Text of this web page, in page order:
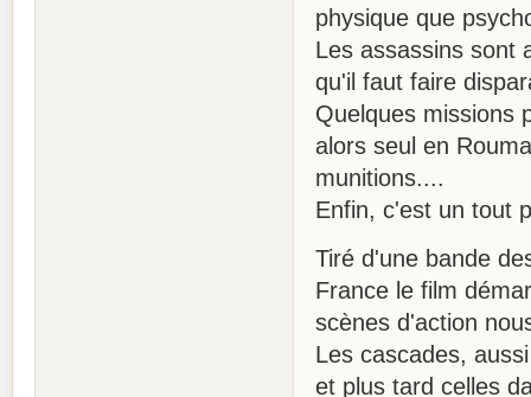
physique que
Les assassins sont
qu'il faut faire
Quelques missions
alors seul en
munitions....
Enfin, c'est un tout
Tiré d'une bande
France le film
scènes d'action
Les cascades,
et plus tard celles